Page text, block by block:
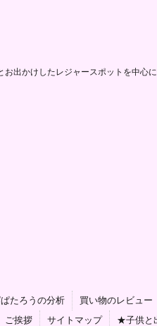
出かけしたレジャースポットを中心
たろうの分析 買い物のレビュー
ご挨拶 サイトマップ ★子供と